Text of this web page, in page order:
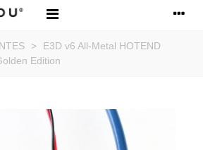
>
E3D v6 All-Metal HOTEND
Edition